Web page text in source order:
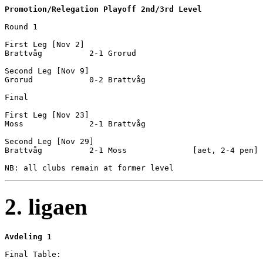
Promotion/Relegation Playoff 2nd/3rd Level
Round 1
First Leg [Nov 2]
Brattvåg          2-1 Grorud
Second Leg [Nov 9]
Grorud            0-2 Brattvåg
Final
First Leg [Nov 23]
Moss              2-1 Brattvåg
Second Leg [Nov 29]
Brattvåg          2-1 Moss              [aet, 2-4 pen]
2. ligaen
Avdeling 1
Final Table: